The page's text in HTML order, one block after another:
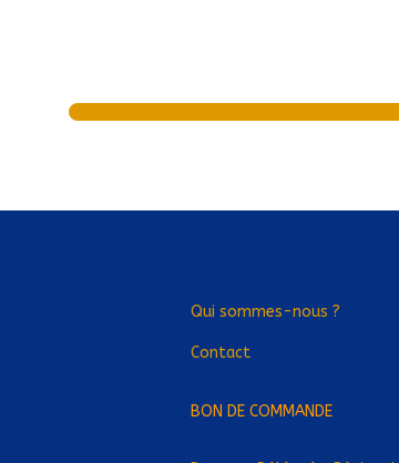
Qui sommes-nous ?
Contact
BON DE COMMANDE